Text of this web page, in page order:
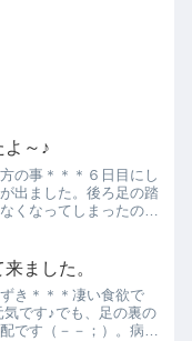
よ～♪
の事＊＊＊６日目にし
出ました。後ろ足の踏
くなってしまったの
りです。この後も、
きています...
ました。
き＊＊＊凄い食欲で
です♪でも、足の裏の
です（－－；）。病